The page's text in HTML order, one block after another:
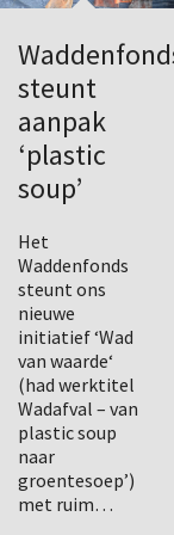
steunt
aanpak
‘plastic
soup’
Het
Waddenfonds
steunt ons
nieuwe
initiatief ‘Wad
van waarde‘
(had werktitel
Wadafval – van
plastic soup
naar
groentesoep’)
met ruim…